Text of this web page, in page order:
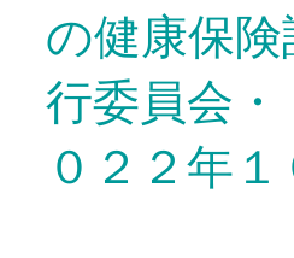
の健康保
行委員会
０２２年